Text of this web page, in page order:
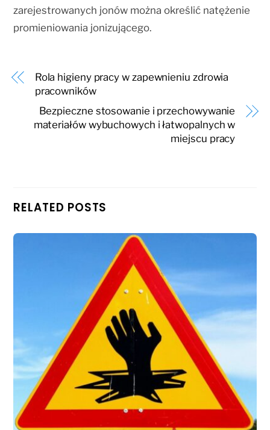
zarejestrowanych jonów można określić natężenie
promieniowania jonizującego.
Rola higieny pracy w zapewnieniu zdrowia
pracowników
Bezpieczne stosowanie i przechowywanie
materiałów wybuchowych i łatwopalnych w
miejscu pracy
RELATED POSTS